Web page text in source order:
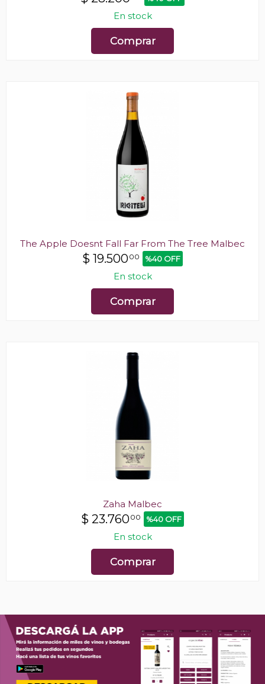
En stock
Comprar
The Apple Doesnt Fall Far From The Tree Malbec
$ 19.50000 %40 OFF
En stock
Comprar
Zaha Malbec
$ 23.76000 %40 OFF
En stock
Comprar